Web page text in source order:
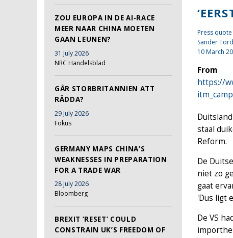
ZOU EUROPA IN DE AI-RACE
MEER NAAR CHINA MOETEN
GAAN LEUNEN?
31 July 2026
NRC Handelsblad
GÅR STORBRITANNIEN ATT
RÄDDA?
29 July 2026
Fokus
GERMANY MAPS CHINA’S
WEAKNESSES IN PREPARATION
FOR A TRADE WAR
28 July 2026
Bloomberg
BREXIT ‘RESET’ COULD
CONSTRAIN UK’S FREEDOM OF
Press
Sander
10 March
From
https://
staal
Reform.
De
niet zo
gaat
'Dus ligt
De VS